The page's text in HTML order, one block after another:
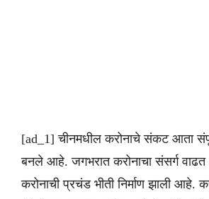
[ad_1] चीनमधील करोनाचे संकट आता
बनले आहे. जगभरात करोनाचा संसर्ग
करोनाची प्रचंड भीती निर्माण झाली आहे.